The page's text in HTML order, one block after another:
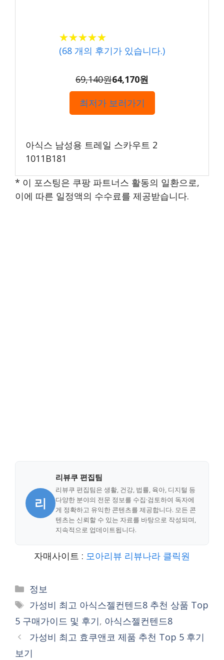
★★★★★
★★★★★
(68 개의 후기가 있습니다.)
69,140원64,170원
최저가 보러가기
아식스 남성용 트레일 스카우트 2
1011B181
* 이 포스팅은 쿠팡 파트너스 활동의 일환으로,
이에 따른 일정액의 수수료를 제공받습니다.
리
리뷰쿠 편집팀
리뷰쿠 편집팀은 생활, 건강, 법률, 육아, 디지털 등
다양한 분야의 전문 정보를 수집·검토하여 독자에
게 정확하고 유익한 콘텐츠를 제공합니다. 모든 콘
텐츠는 신뢰할 수 있는 자료를 바탕으로 작성되며,
지속적으로 업데이트됩니다.
자매사이트 : 모아리뷰 리뷰나라 클릭원
Categories
정보
Tags
가성비 최고 아식스젤컨텐드8 추천 상품 Top
5 구매가이드 및 후기, 아식스젤컨텐드8
가성비 최고 효쿠앤코 제품 추천 Top 5 후기
보기